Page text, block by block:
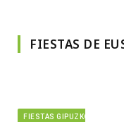
FIESTAS DE
FIESTAS GIPUZKOA